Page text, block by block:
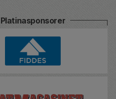
Platinasponsorer